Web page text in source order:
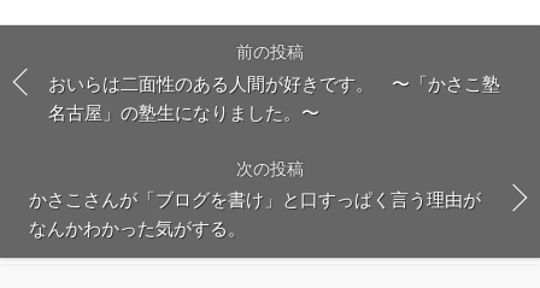
前の投稿
おいらは二面性のある人間が好きです。 〜「かさこ塾
名古屋」の塾生になりました。〜
次の投稿
かさこさんが「ブログを書け」と口すっぱく言う理由が
なんかわかった気がする。